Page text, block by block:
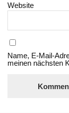
Website
Name, E-Mail-
meinen nächsten